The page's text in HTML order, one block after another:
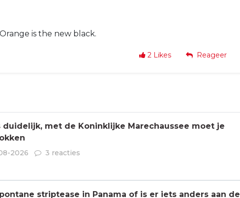
is the new black.
2 Likes Reageer
duidelijk, met de Koninklijke Marechaussee moet je
2026 3 reacties
striptease in Panama of is er iets anders aan de